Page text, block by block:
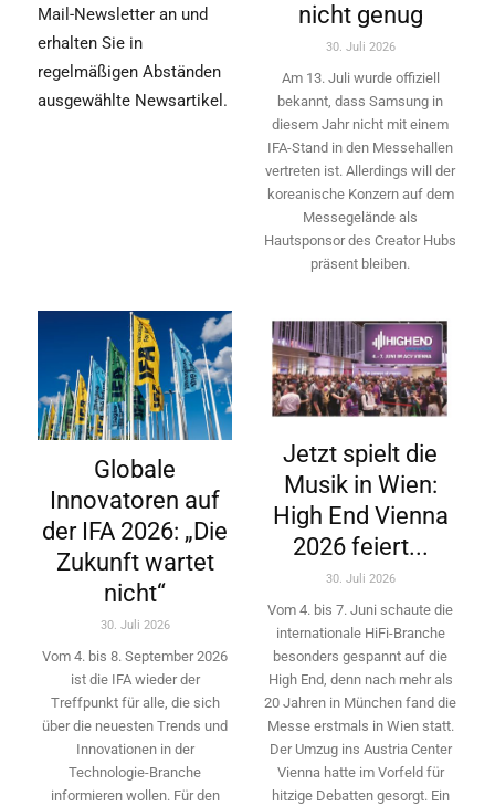
Mail-Newsletter an und
erhalten Sie in
regelmäßigen Abständen
ausgewählte Newsartikel.
nicht genug
30. Juli 2026
Am 13. Juli wurde offiziell
bekannt, dass Samsung in
diesem Jahr nicht mit einem
IFA-Stand in den Messehallen
vertreten ist. Allerdings will ­der
koreanische Konzern auf dem
Messegelände als
Hautsponsor des Creator Hubs
präsent bleiben.
Globale
Innovatoren auf
der IFA 2026: „Die
Zukunft wartet
nicht“
30. Juli 2026
Vom 4. bis 8. September 2026
ist die IFA wieder der
Treffpunkt für alle, die sich
über die neuesten Trends und
Innovationen in der
Technologie-­Branche
informieren wollen. Für den
Jetzt spielt die
Musik in Wien:
High End Vienna
2026 feiert...
30. Juli 2026
Vom 4. bis 7. Juni schaute die
internationale HiFi-Branche
besonders gespannt auf die
High End, denn nach mehr als
20 Jahren in München fand die
Messe erstmals in Wien statt.
Der Umzug ins Austria Center
Vienna hatte im Vorfeld für
hitzige Debatten gesorgt. Ein